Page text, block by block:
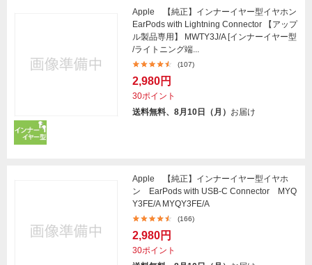
Apple 【純正】インナーイヤー型イヤホン
EarPods with Lightning Connector 【アップ
ル製品専用】 MWTY3J/A [インナーイヤー型
/ライトニング端...
(107)
2,980円
30ポイント
送料無料、8月10日（月） お届け
Apple 【純正】インナーイヤー型イヤホ
ン EarPods with USB-C Connector MYQ
Y3FE/A MYQY3FE/A
(166)
2,980円
30ポイント